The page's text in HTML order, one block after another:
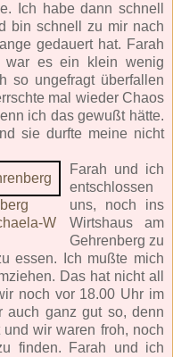
Ich habe dann schnell
bin schnell zu mir nach
gedauert hat. Farah
war es ein klein wenig
so ungefragt überfallen
mal wieder Chaos
ich das gewußt hätte.
sie durfte meine nicht
W
Farah und ich
entschlossen
uns, noch ins
Wirtshaus am
Gehrenberg zu
essen. Ich mußte mich
Das hat nicht all
noch vor 18.00 Uhr im
auch ganz gut so, denn
wir waren froh, noch
finden. Farah und ich